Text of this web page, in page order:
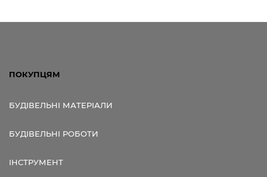
ПОКУПЦЯМ
БУДІВЕЛЬНІ МАТЕРІАЛИ
БУДІВЕЛЬНІ РОБОТИ
ІНСТРУМЕНТ